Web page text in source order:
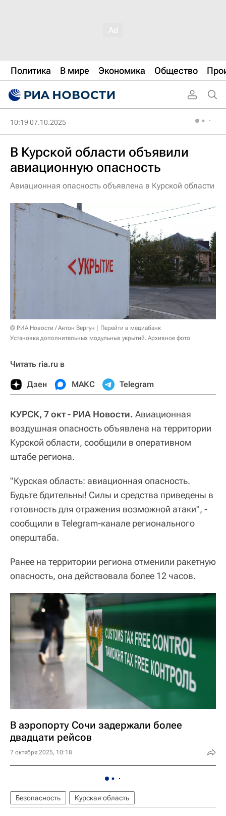
Политика В мире Экономика Общество
10:19 07.10.2025
В Курской области объявили
авиационную опасность
Авиационная опасность объявлена в Курской области
© РИА Новости / Антон Вергун
Перейти в медиабанк
Установка дополнительных модульных укрытий. Архивное фото
Читать ria.ru в
Дзен МАКС Telegram
КУРСК, 7 окт - РИА Новости. Авиационная
воздушная опасность объявлена на территории
Курской области, сообщили в оперативном
штабе региона.
"Курская область: авиационная опасность.
Будьте бдительны! Силы и средства приведены в
готовность для отражения возможной атаки", -
сообщили в Telegram-канале регионального
оперштаба.
Ранее на территории региона отменили ракетную
опасность, она действовала более 12 часов.
В аэропорту Сочи задержали более
двадцати рейсов
7 октября 2025, 10:18
Безопасность Курская область